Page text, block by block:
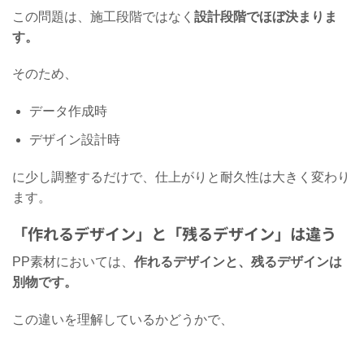
この問題は、施工段階ではなく 設計段階でほぼ決まりま
す。
そのため、
データ作成時
デザイン設計時
に少し調整するだけで、仕上がりと耐久性は大きく変わり
ます。
「作れるデザイン」と「残るデザイン」は違う
PP素材においては、 作れるデザインと、残るデザインは
別物です。
この違いを理解しているかどうかで、